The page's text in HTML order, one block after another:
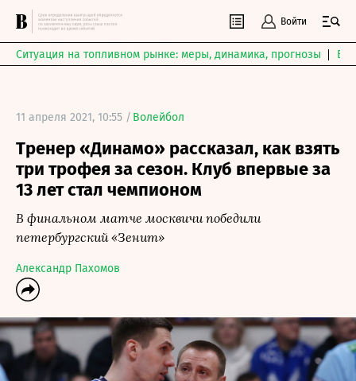
Войти
Ситуация на топливном рынке: меры, динамика, прогнозы
11 апреля 2021, 10:55 / Волейбол
Тренер «Динамо» рассказал, как взять
три трофея за сезон. Клуб впервые за
13 лет стал чемпионом
В финальном матче москвичи победили
петербургский «Зенит»
Александр Пахомов